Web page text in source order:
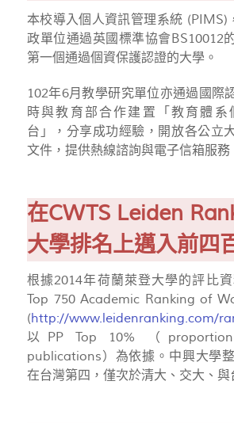
本校導入個人資訊管理系統 (PIMS)
政單位通過英國標準協會BS10012
第一個通過個資保護認證的大學。
102年6月教學研究單位亦通過國際
時與教育部合作建置「教育體系
台」，分享成功經驗，開放各公立
文件，提供熱線諮詢與電子信箱服務
在CWTS Leiden
大學排名上邁入前四
根據2014年荷蘭萊登大學的評比
Top 750 Academic Ranking of
(http://www.leidenranking.com/
以PP Top 10% （
publications）為依據。中興大學
在台灣第四，僅次於清大、交大、與